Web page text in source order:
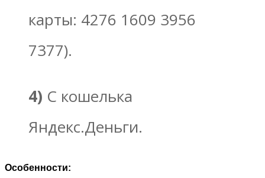
карты: 4276 1609 3956
7377).
4) С кошелька
Яндекс.Деньги.
Особенности: